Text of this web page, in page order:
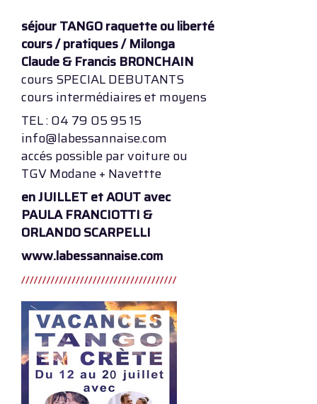
séjour TANGO raquette ou liberté
cours / pratiques / Milonga
Claude & Francis BRONCHAIN
cours SPECIAL DEBUTANTS
cours intermédiaires et moyens
TEL : 04 79 05 95 15
info@labessannaise.com
accés possible par voiture ou
TGV Modane + Navettte
en JUILLET et AOUT avec
PAULA FRANCIOTTI &
ORLANDO SCARPELLI
www.labessannaise.com